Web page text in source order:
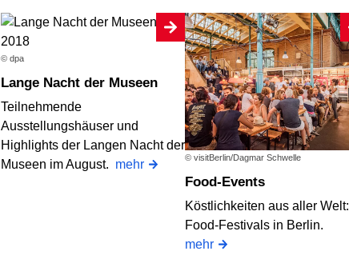
© dpa
Lange Nacht der Museen
Teilnehmende
Ausstellungshäuser und
Highlights der Langen Nacht der
Museen im August. mehr © visitBerlin/Dagmar Schwelle
Food-Events
Köstlichkeiten aus aller Welt:
Food-Festivals in Berlin.
mehr